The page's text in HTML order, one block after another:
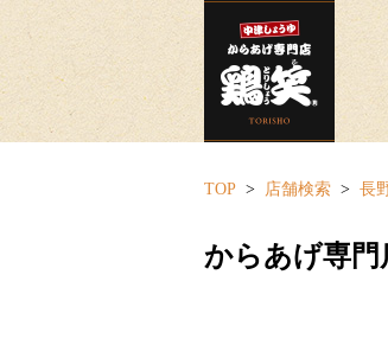
TOP 店舗検索 長
からあげ専門